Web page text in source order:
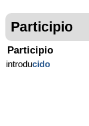
Participio
Participio
introducido